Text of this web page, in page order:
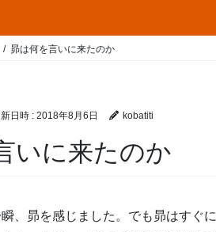
昴は何を言いに来たのか
日時 : 2018年8月6日 kobatiti
いに来たのか
、昴を感じました。でも昴はすぐ